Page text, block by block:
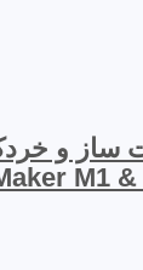
ساز و
M1